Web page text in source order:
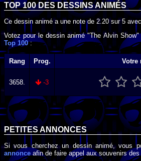
TOP 100 DES DESSINS ANIMÉS
Ce dessin animé a une note de 2.20sur5
Votez pour le dessin animé "The Alvin
Top 100:
Rang Prog. Votre
3658. -3
PETITES ANNONCES
Si vous cherchez un dessin animé, vous
annonce afin de faire appel aux souvenirs